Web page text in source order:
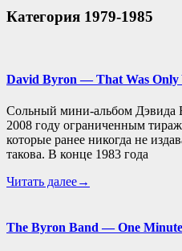
Категория 1979-1985
David Byron — That Was Only
Сольный мини-альбом Дэвида
2008 году ограниченным
которые ранее никогда не
такова. В конце 1983 года
Читать далее→
The Byron Band — One